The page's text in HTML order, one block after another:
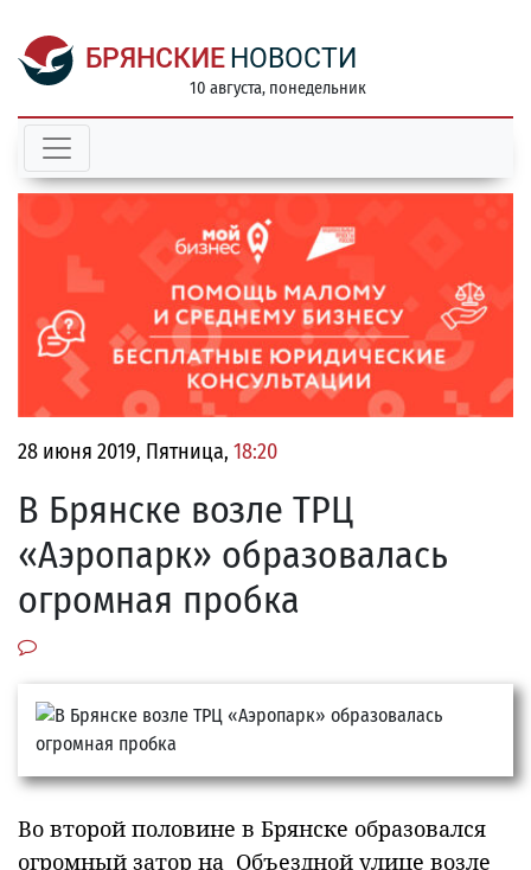
БРЯНСКИЕ НОВОСТИ
10 августа, понедельник
28 июня 2019, Пятница, 18:20
В Брянске возле ТРЦ
«Аэропарк» образовалась
огромная пробка
Во второй половине в Брянске образовался
огромный затор на Объездной улице возле